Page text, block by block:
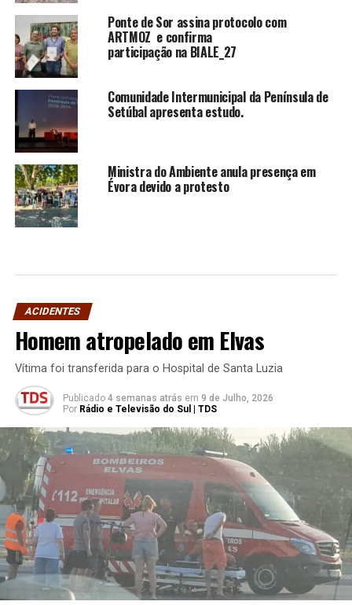
Ponte de Sor assina protocolo com
ARTMOZ e confirma
participação na BIALE_27
Comunidade Intermunicipal da Península de
Setúbal apresenta estudo.
Ministra do Ambiente anula presença em
Évora devido a protesto
ACIDENTES
Homem atropelado em Elvas
Vítima foi transferida para o Hospital de Santa Luzia
Publicado 4 semanas atrás em 9 de Julho, 2026
Por Rádio e Televisão do Sul | TDS